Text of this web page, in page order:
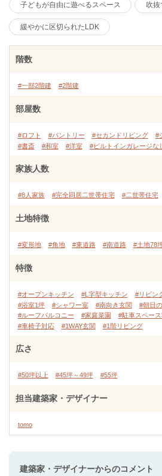
子どもが自由に遊べるスペース 吹抜
緩やかに区切られたLDK
階数
#一部2階建 #2階建
部屋数
#ロフト #パントリー #セカンドリビング
#
#書斎
#和室 #洋室 #ビルトインガレージな
家族人数
#8人家族 #完全同居二世帯住宅 #二世帯住宅
土地特徴
#変形地 #角地 #東道路 #南道路 #土地78
特徴
#オープンキッチン #L字型キッチン #リビン
#浴室1坪
#シャワー室 #南向き玄関 #朝日
#ルーフバルコニー
#家庭菜園 #駐車スペース
#車椅子対応
#1WAY玄関 #1階リビング
広さ
#50坪以上 #45坪～49坪 #55坪
担当建築家・デザイナー
tomo
建築家・デザイナーからのコメント